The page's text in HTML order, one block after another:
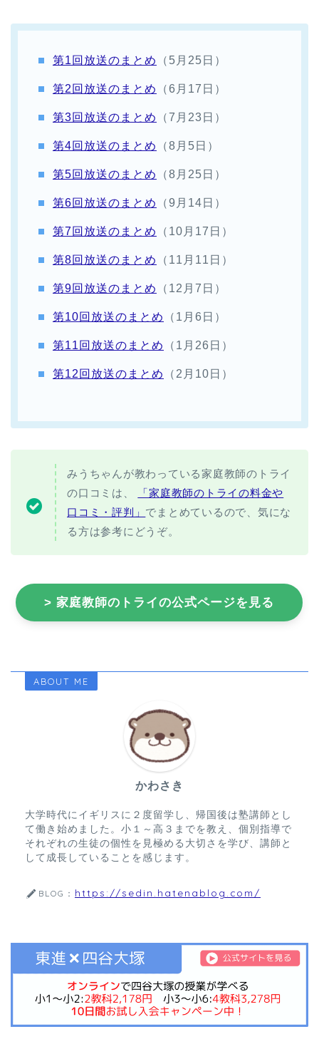
第1回放送のまとめ （5月25日）
第2回放送のまとめ （6月17日）
第3回放送のまとめ （7月23日）
第4回放送のまとめ （8月5日）
第5回放送のまとめ （8月25日）
第6回放送のまとめ （9月14日）
第7回放送のまとめ （10月17日）
第8回放送のまとめ （11月11日）
第9回放送のまとめ （12月7日）
第10回放送のまとめ （1月6日）
第11回放送のまとめ （1月26日）
第12回放送のまとめ （2月10日）
みうちゃんが教わっている家庭教師のトライ
の口コミは、
「家庭教師のトライの料金や
口コミ・評判」 でまとめているので、気にな
る方は参考にどうぞ。
> 家庭教師のトライの公式ページを見る
ABOUT ME
かわさき
大学時代にイギリスに２度留学し、帰国後は塾講師とし
て働き始めました。小１～高３までを教え、個別指導で
それぞれの生徒の個性を見極める大切さを学び、講師と
して成長していることを感じます。
BLOG： https://sedin.hatenablog.com/